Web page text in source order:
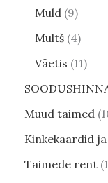
Muld 9
Multš 4
Väetis 11
Muud taimed
Kinkekaardid
Taimede rent 1